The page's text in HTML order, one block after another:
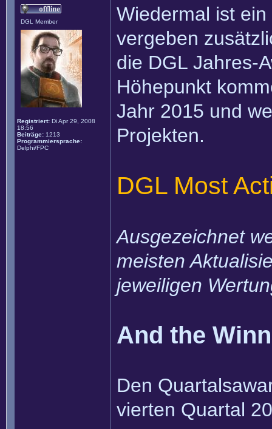
DGL Member
Registriert: Di Apr 29, 2008
18:56
Beiträge: 1213
Programmiersprache:
Delphi/FPC
Wiedermal ist
vergeben
die DGL Jahres-
Höhepunkt
Jahr 2015 und
Projekten.
DGL Most
Ausgezeichnet
meisten
jeweiligen
And the
Den
vierten Quartal